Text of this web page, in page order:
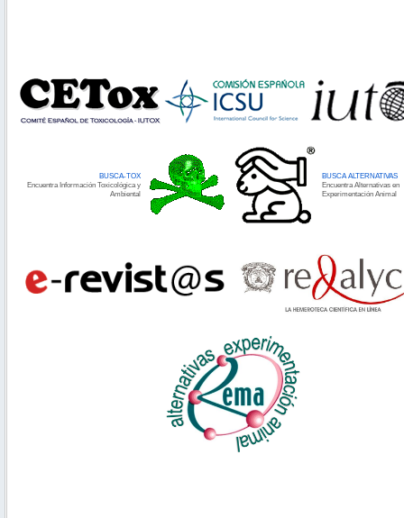
BUSCA-TOX
Encuentra Información Toxicológica y
Ambiental
BUSCA ALTERNATIVAS
Encuentra Alternativas en
Experimentación Animal